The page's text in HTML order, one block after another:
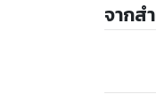
จากส